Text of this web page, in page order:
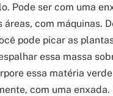
Pode ser com uma
áreas, com máquinas.
pode picar as
essa massa
essa matéria
com uma enxada.